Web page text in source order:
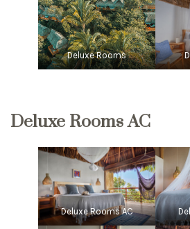
Deluxe Rooms
Deluxe Rooms AC
Deluxe Rooms AC